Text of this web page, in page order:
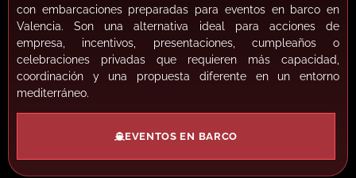
con embarcaciones preparadas para eventos en barco en
Valencia. Son una alternativa ideal para acciones de
empresa, incentivos, presentaciones, cumpleaños o
celebraciones privadas que requieren más capacidad,
coordinación y una propuesta diferente en un entorno
mediterráneo.
EVENTOS EN BARCO